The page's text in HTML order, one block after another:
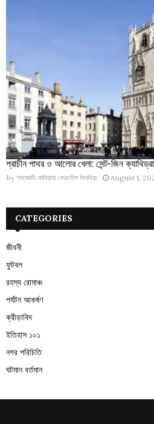
প্রাচীন পাথর ও আলোর খেলা: সেন্ট-জিন
by শাহাজাদী ফাবিয়ানা ফেরদৌস সিনথিয়া August 1,
CATEGORIES
জীবনী
ফুটবল
রহস্য রোমাঞ্চ
পর্যটন আকর্ষণ
ক্রীড়াবিদ
ইতিহাস ১০১
নগর পরিচিতি
ঘটমান বর্তমান